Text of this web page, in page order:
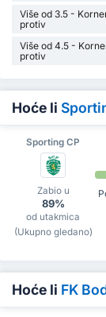
Više od 3.5 -
protiv
Više od 4.5 -
protiv
Hoće li
Sporting CP
Zabio u
89%
od utakmica
(Ukupno gledano)
Hoće li FK